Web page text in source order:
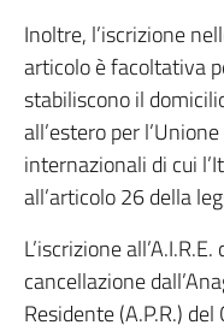
Inoltre, l’iscrizione
articolo è facoltativa
stabiliscono il
all’estero per
internazionali di cui
all’articolo 26 della
L’iscrizione
cancellazione
Residente (A.P.R.)